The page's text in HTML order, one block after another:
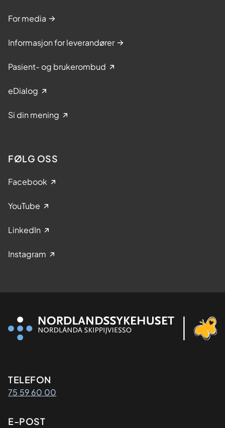
For media
Informasjon for leverandører
Pasient- og brukerombud
eDialog
Si din mening
FØLG OSS
Facebook
YouTube
LinkedIn
Instagram
Kontaktinformasjon
TELEFON
75 59 60 00
E-POST